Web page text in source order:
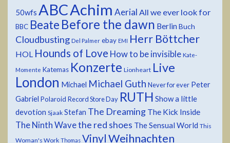
50wfs ABCAchim Aerial All we ever look for
BBC Beate Before the dawn Berlin Buch
Cloudbusting Del Palmer ebay EMI Herr Böttcher
HOL Hounds of Love How to be invisible Kate-
Momente Katemas Konzerte Lionheart Live
London Michael Michael Guth Never for ever Peter
Gabriel Polaroid Record Store Day RUTH Show a little
devotion Sjaak Stefan The Dreaming The Kick Inside
The Ninth Wavethe red shoes The Sensual World This
Woman's Work Thomas VinylWeihnachten